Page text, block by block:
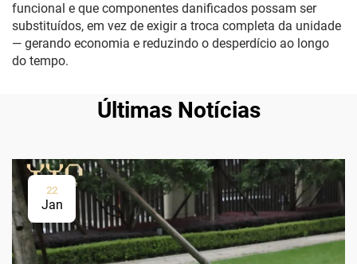
funcional e que componentes danificados possam ser
substituídos, em vez de exigir a troca completa da unidade
— gerando economia e reduzindo o desperdício ao longo
do tempo.
Últimas Notícias
22
Jan